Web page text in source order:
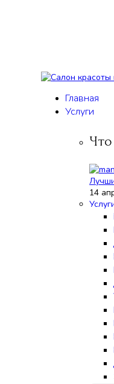
Главная
Услуги
14